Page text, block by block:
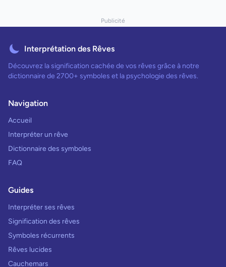
Publicité
Interprétation des Rêves
Découvrez la signification cachée de vos rêves grâce à notre
dictionnaire de 2700+ symboles et la psychologie des rêves.
Navigation
Accueil
Interpréter un rêve
Dictionnaire des symboles
FAQ
Guides
Interpréter ses rêves
Signification des rêves
Symboles récurrents
Rêves lucides
Cauchemars